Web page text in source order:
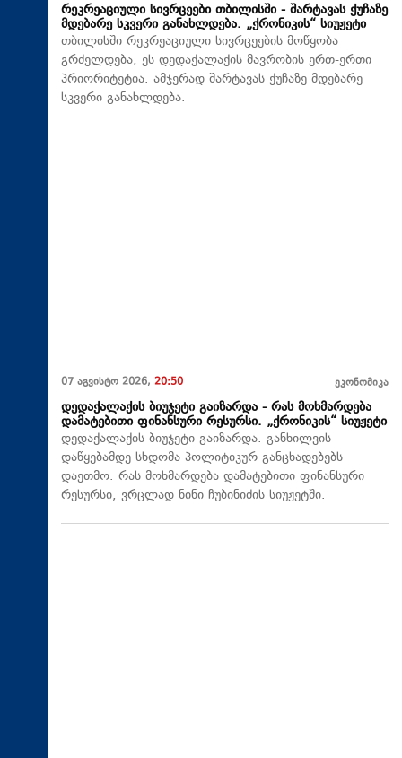
რეკრეაციული სივრცეები თბილისში - შარტავას ქუჩაზე
მდებარე სკვერი განახლდება. „ქრონიკის“ სიუჟეტი
თბილისში რეკრეაციული სივრცეების მოწყობა
გრძელდება, ეს დედაქალაქის მავრობის ერთ-ერთი
პრიორიტეტია. ამჯერად შარტავას ქუჩაზე მდებარე
სკვერი განახლდება.
07 აგვისტო 2026, 20:50 ეკონომიკა
დედაქალაქის ბიუჯეტი გაიზარდა - რას მოხმარდება
დამატებითი ფინანსური რესურსი. „ქრონიკის“ სიუჟეტი
დედაქალაქის ბიუჯეტი გაიზარდა. განხილვის
დაწყებამდე სხდომა პოლიტიკურ განცხადებებს
დაეთმო. რას მოხმარდება დამატებითი ფინანსური
რესურსი, ვრცლად ნინი ჩუბინიძის სიუჟეტში.